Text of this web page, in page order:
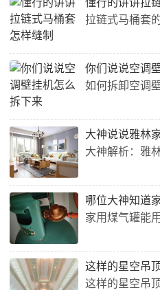
你们说说空调
大神说说雅林
哪位大神知道
这样的星空吊